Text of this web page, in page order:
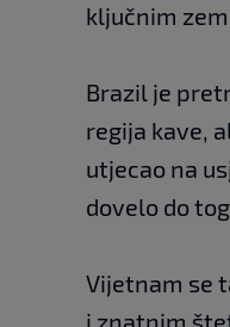
ključnim
Brazil je
regija kave,
utjecao na
dovelo do
Vijetnam se